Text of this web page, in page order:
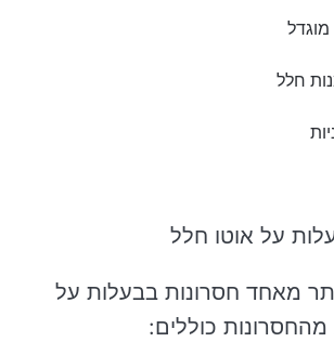
חלל
מאחד חסרונות בבעלות על
כוללים: